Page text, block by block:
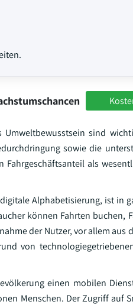
sind
sowie die
als
Alphabetisierung, ist in
können Fahrten
der Nutzer, vor allem
von
einen mobilen
Menschen. Der Zugriff auf